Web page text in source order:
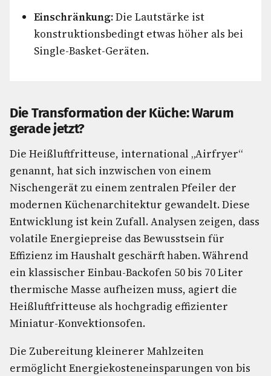
Einschränkung:Die Lautstärke ist
konstruktionsbedingt etwas höher als bei
Single-Basket-Geräten.
Die Transformation der Küche: Warum
gerade jetzt?
Die Heißluftfritteuse, international „Airfryer“
genannt, hat sich inzwischen von einem
Nischengerät zu einem zentralen Pfeiler der
modernen Küchenarchitektur gewandelt. Diese
Entwicklung ist kein Zufall. Analysen zeigen, dass
volatile Energiepreise das Bewusstsein für
Effizienz im Haushalt geschärft haben. Während
ein klassischer Einbau-Backofen 50 bis 70 Liter
thermische Masse aufheizen muss, agiert die
Heißluftfritteuse als hochgradig effizienter
Miniatur-Konvektionsofen.
Die Zubereitung kleinerer Mahlzeiten
ermöglicht Energiekosteneinsparungen von bis